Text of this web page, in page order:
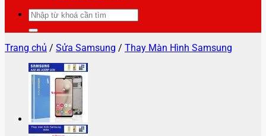
Tìm
kiếm:
Trang chủ / Sửa Samsung / Thay Màn Hình Samsung